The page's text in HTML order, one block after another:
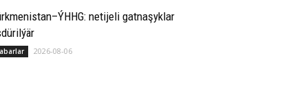
netijeli gatnaşyklar
2026-08-06